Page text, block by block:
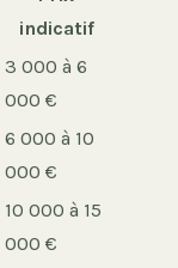
indicatif
3 000 à 6
000 €
6 000 à 10
000 €
10 000 à 15
000 €